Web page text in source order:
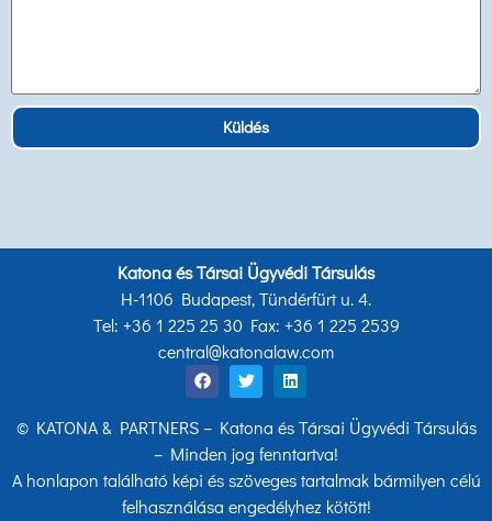
Küldés
Katona és Társai Ügyvédi Társulás
H-1106 Budapest, Tündérfürt u. 4.
Tel: +36 1 225 25 30 Fax: +36 1 225 2539
central@katonalaw.com
© KATONA & PARTNERS – Katona és Társai Ügyvédi Társulás
– Minden jog fenntartva!
A honlapon található képi és szöveges tartalmak bármilyen célú
felhasználása engedélyhez kötött!